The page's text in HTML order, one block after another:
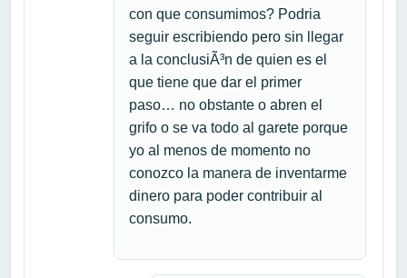
con que consumimos? Podria
seguir escribiendo pero sin llegar
a la conclusiÃ³n de quien es el
que tiene que dar el primer
paso… no obstante o abren el
grifo o se va todo al garete porque
yo al menos de momento no
conozco la manera de inventarme
dinero para poder contribuir al
consumo.